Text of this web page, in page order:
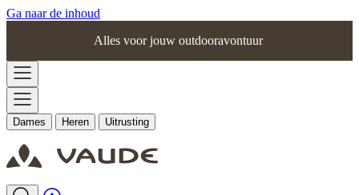
Ga naar de inhoud
Alles voor jouw outdooravontuur
Dames Heren Uitrusting